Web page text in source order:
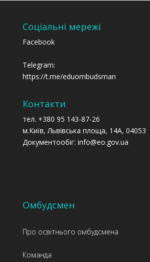
Соціальні мережі
Facebook
Telegram:
https://t.me/eduombudsman
Контакти
тел. +380 95 143-87-26
м.Київ, Львівська площа, 14А, 04053
Документообіг: info@eo.gov.ua
Омбудсмен
Про освітнього омбудсмена
Команда